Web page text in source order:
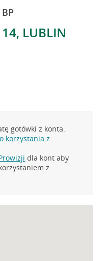
LUBLIN
gotówki z konta.
korzystania z
dla kont aby
z